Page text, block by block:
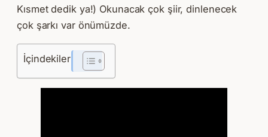
Kısmet dedik ya!) Okunacak çok şiir, dinlenecek
çok şarkı var önümüzde.
İçindekiler